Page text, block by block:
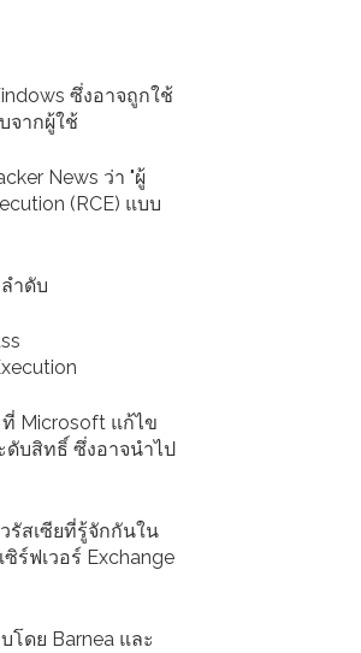
ซึ่งอาจถูกใช้
จากผู้ใช้
News ว่า "ผู้
(RCE) แบบ
ำดับ
Microsoft แก้ไข
ดับสิทธิ์ ซึ่งอาจนำไป
รัสเซียที่รู้จักกันใน
ร์ฟเวอร์ Exchange
โดย Barnea และ